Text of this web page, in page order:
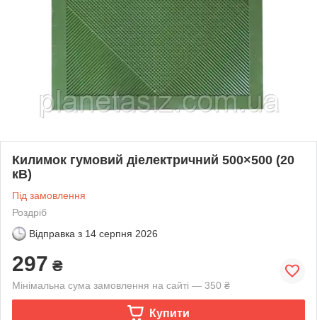
Килимок гумовий діелектричний 500×500 (20
кВ)
Під замовлення
Роздріб
Відправка з 14 серпня 2026
297 ₴
Мінімальна сума замовлення на сайті — 350 ₴
Купити